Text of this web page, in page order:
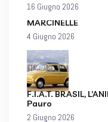
16 Giugno 2026
MARCINELLE
4 Giugno 2026
F.I.A.T. BRASIL,
Pauro
2 Giugno 2026